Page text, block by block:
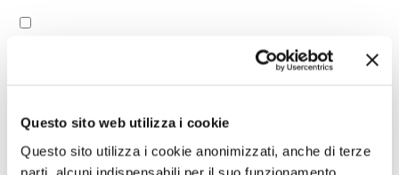
Questo sito web utilizza i cookie
Questo sito utilizza i cookie anonimizzati, anche di terze
parti, alcuni indispensabili per il suo funzionamento